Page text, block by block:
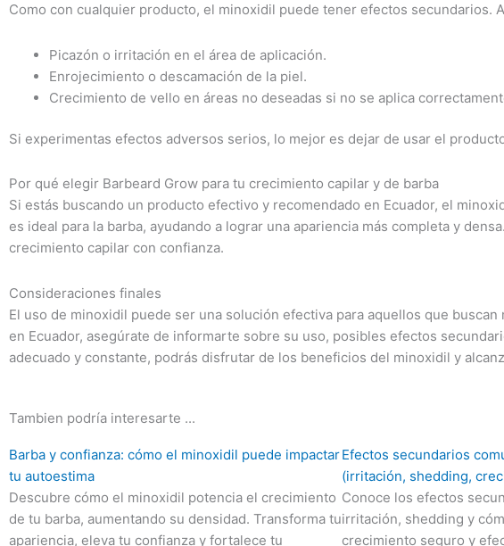
Como con cualquier producto, el minoxidil puede tener efectos secundarios.
Picazón o irritación en el área de aplicación.
Enrojecimiento o descamación de la piel.
Crecimiento de vello en áreas no deseadas si no se aplica
Si experimentas efectos adversos serios, lo mejor es dejar de usar el
Por qué elegir Barbeard Grow para tu crecimiento capilar y de barba
Si estás buscando un producto efectivo y recomendado en Ecuador, el
es ideal para la barba, ayudando a lograr una apariencia más completa y
crecimiento capilar con confianza.
Consideraciones finales
El uso de minoxidil puede ser una solución efectiva para aquellos que
en Ecuador, asegúrate de informarte sobre su uso, posibles efectos
adecuado y constante, podrás disfrutar de los beneficios del minoxidil y
Tambien podría interesarte ...
Barba y confianza: cómo el minoxidil puede impactar
tu autoestima
Descubre cómo el minoxidil potencia el crecimiento
de tu barba, aumentando su densidad. Transforma tu
apariencia, eleva tu confianza y fortalece tu
Efectos secundarios
(irritación, shedding,
Conoce los efectos
irritación, shedding y
crecimiento seguro y